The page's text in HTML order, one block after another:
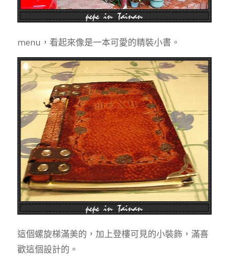
menu，看起來像是一本可愛的精裝小書。
這個螺旋梯滿美的，加上登樓可見的小裝飾，滿喜
歡這個設計的。